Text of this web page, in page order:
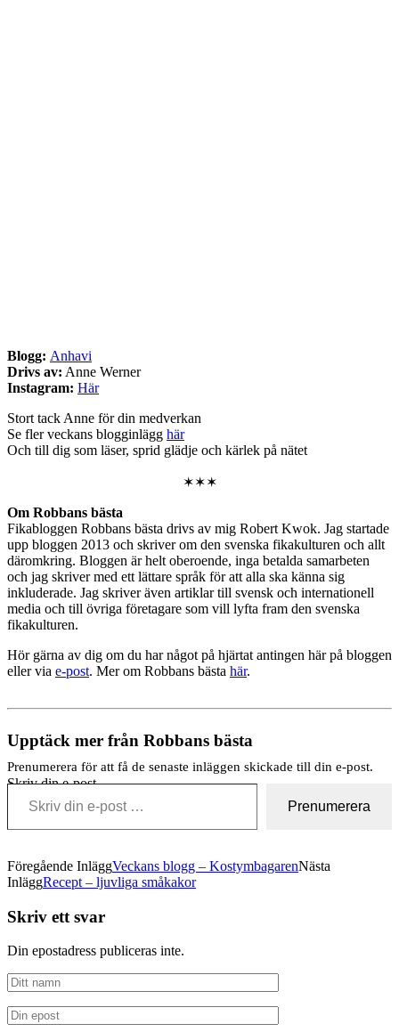
Blogg: Anhavi
Drivs av: Anne Werner
Instagram: Här
Stort tack Anne för din medverkan
Se fler veckans blogginlägg här
Och till dig som läser, sprid glädje och kärlek på nätet
✶✶✶
Om Robbans bästa
Fikabloggen Robbans bästa drivs av mig Robert Kwok. Jag startade
upp bloggen 2013 och skriver om den svenska fikakulturen och allt
däromkring. Bloggen är helt oberoende, inga betalda samarbeten
och jag skriver med ett lättare språk för att alla ska känna sig
inkluderade. Jag skriver även artiklar till svensk och internationell
media och till övriga företagare som vill lyfta fram den svenska
fikakulturen.
Hör gärna av dig om du har något på hjärtat antingen här på bloggen
eller via e-post. Mer om Robbans bästa här.
Upptäck mer från Robbans bästa
Prenumerera för att få de senaste inläggen skickade till din e-post.
Skriv din e-post …
Prenumerera
Föregående InläggVeckans blogg – KostymbagarenNästa
InläggRecept – ljuvliga småkakor
Skriv ett svar
Din epostadress publiceras inte.